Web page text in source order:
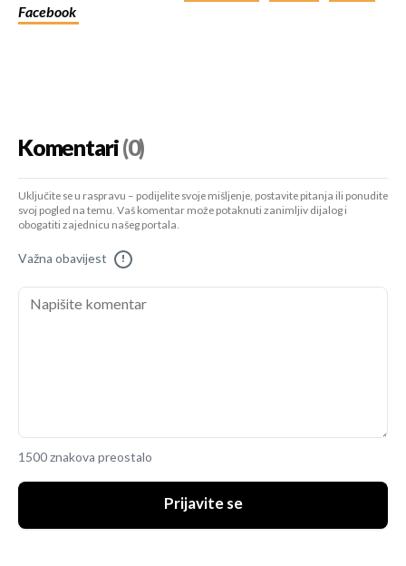
Facebook
Komentari(0)
Uključite se u raspravu – podijelite svoje mišljenje, postavite pitanja ili ponudite
svoj pogled na temu. Vaš komentar može potaknuti zanimljiv dijalog i
obogatiti zajednicu našeg portala.
Važna obavijest !
1500 znakova preostalo
Prijavite se